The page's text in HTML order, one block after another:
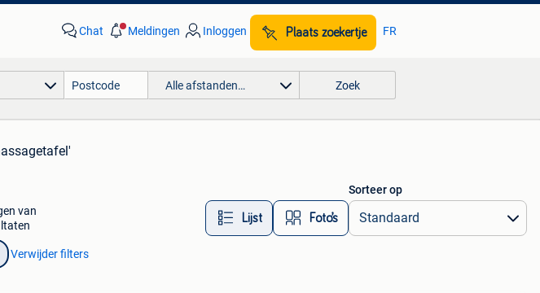
Chat Meldingen Inloggen Plaats zoekertje FR
Alle afstanden… Zoek
van
Lijst Foto’s
Sorteer op
Verwijder filters